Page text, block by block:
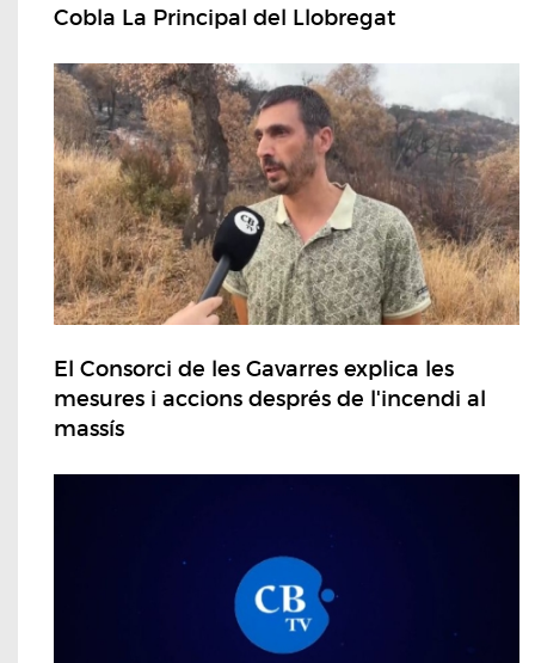
Cobla La Principal del Llobregat
El Consorci de les Gavarres explica les
mesures i accions després de l'incendi al
massís